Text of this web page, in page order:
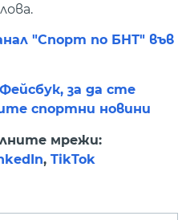
"Спорт по БНТ" във
за да сте
спортни новини
мрежи:
, TikTok